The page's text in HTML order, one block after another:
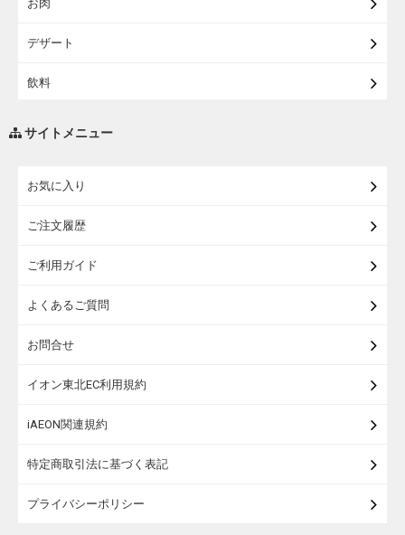
お肉
デザート
飲料
サイトメニュー
お気に入り
ご注文履歴
ご利用ガイド
よくあるご質問
お問合せ
イオン東北EC利用規約
iAEON関連規約
特定商取引法に基づく表記
プライバシーポリシー